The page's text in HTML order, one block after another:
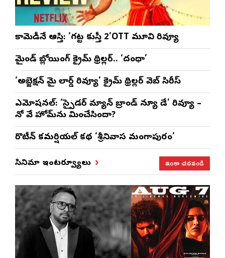
కామెడీనే ఆస్తి: ‘గట్ట కుస్తీ 2’OTT మూవి రివ్యూ
మైండ్ బ్లోయింగ్ క్రైమ్ థ్రిల్లర్.. ‘దంధా’
‘అబ్జెక్ష‌న్ మై లార్డ్ రివ్యూ’ క్రైమ్ థ్రిల్ల‌ర్ వెబ్ సిరీస్
ఎమోష‌న‌ల్‌: ‘స్పైడర్ మ్యాన్ బ్రాండ్ న్యూ డే’ రివ్యూ –
నో వే హోమ్‌ను మించేసిందా?
రొటీన్‌ కమర్షియల్‌ కథ ‘శ్రీనివాస మంగాపురం’
సినిమా ఇంటర్వ్యూలు ఇంకా చదవండి